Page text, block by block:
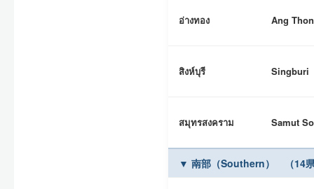
อ่างทอง Ang
สิงห์บุรี Singburi
สมุทรสงคราม Samut
▼ 南部（Southern） （14